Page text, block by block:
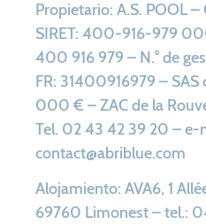
Propietario: A.S. POOL
SIRET: 400-916-979
400 916 979 – N.° de
FR: 31400916979 –
000 € – ZAC de la
Tel. 02 43 42 39 20 – e-
contact@abriblue.com
Alojamiento: AVA6, 1
69760 Limonest – tel.: